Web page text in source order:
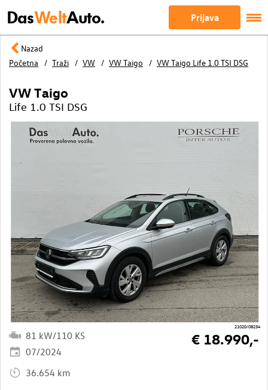
DasWeltAuto. Prijava
Nazad
Početna
Traži VW VW Taigo VW Taigo Life 1.0 TSI DSG
21020/08234
VW Taigo
Life 1.0 TSI DSG
81 kW/110 KS
07/2024
36.654 km
€ 18.990,-